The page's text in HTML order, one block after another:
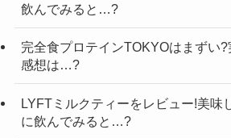
飲んでみると…?
完全食プロテインTOKYOはまずい
感想は…?
LYFTミルクティーをレビュー!美味
に飲んでみると…?